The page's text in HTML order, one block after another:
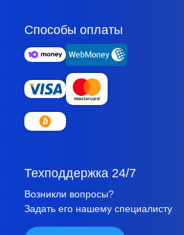
Способы оплаты
Техподдержка 24/7
Возникли вопросы?
Задать его нашему специалисту